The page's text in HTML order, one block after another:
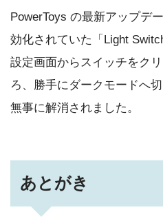
PowerToys の最新アップデ
効化されていた「Light
設定画面からスイッチをク
ろ、勝手にダークモードへ
無事に解消されました。
あとがき